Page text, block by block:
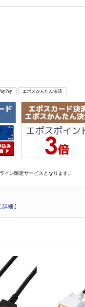
エポスかんたん決済
イン限定サービスとなります。
詳細 ]